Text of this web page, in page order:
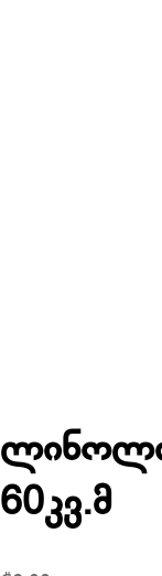
60კვ.მ